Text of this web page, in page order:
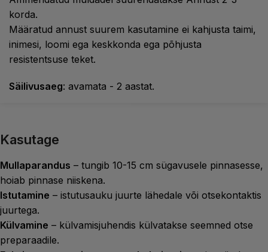
korda.
Määratud annust suurem kasutamine ei kahjusta taimi,
inimesi, loomi ega keskkonda ega põhjusta
resistentsuse teket.
Säilivusaeg: avamata - 2 aastat.
Kasutage
Mullaparandus – tungib 10-15 cm sügavusele pinnasesse,
hoiab pinnase niiskena.
Istutamine – istutusauku juurte lähedale või otsekontaktis
juurtega.
Külvamine – külvamisjuhendis külvatakse seemned otse
preparaadile.